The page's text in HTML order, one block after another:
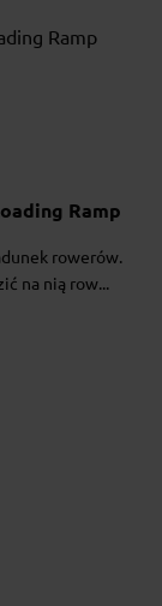
Ramp
rowerów.
na nią row...